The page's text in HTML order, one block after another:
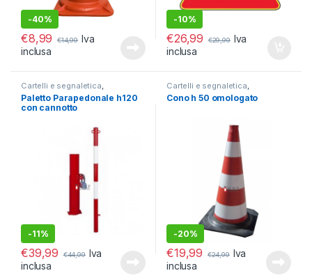
-40%
€8,99 €14,99 Iva
inclusa
-10%
€26,99 €29,99 Iva
inclusa
Cartelli e segnaletica
Segnaletica Stradale
Cantieristica e accessori
Paletto Parapedonale h120
con cannotto
-11%
€39,99 €44,99 Iva
inclusa
Cartelli e segnaletica
Segnaletica Stradale
Cantieristica e accessori
Cono h 50 omologato
-20%
€19,99 €24,99 Iva
inclusa